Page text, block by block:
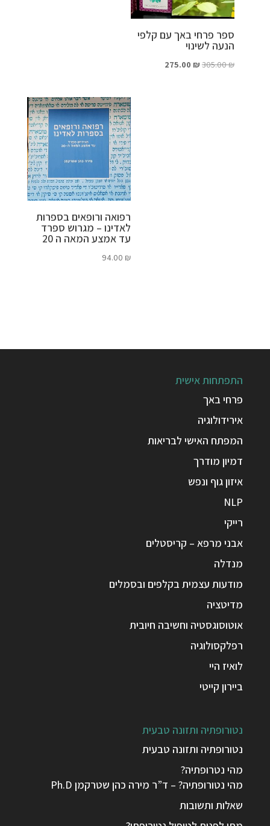
ספר פרחי באך עם קלפי
הנעה לשינוי
305.00₪
המחיר275.00 ₪
רפואה ורופאים בספרות
לאדינו – מגרוש ספרד
עד אמצע המאה ה 20
94.00 ₪
התפתחות אישית
פרחי באך
אירידולוגיה
המפתח האישי לבריאות
דמיון מודרך
איזון גוף ונפש
NLP
רייקי
אבני מרפא – קריסטלים
מנדלה
מודעות עצמית בקלפים ובסמלים
מדיטציה
אוטוסוגסטיה וחשיבה חיובית
רפלקסולוגיה
לואיז היי
ביירון קייטי
נטורופתיה ותזונה טבעית
נטורופתיה ותזונה טבעית
מהי נטרופתיה?
מהי נטורופתיה? – ד”ר מירה כהן שטרקמן Ph.D
שאלות ותשובות